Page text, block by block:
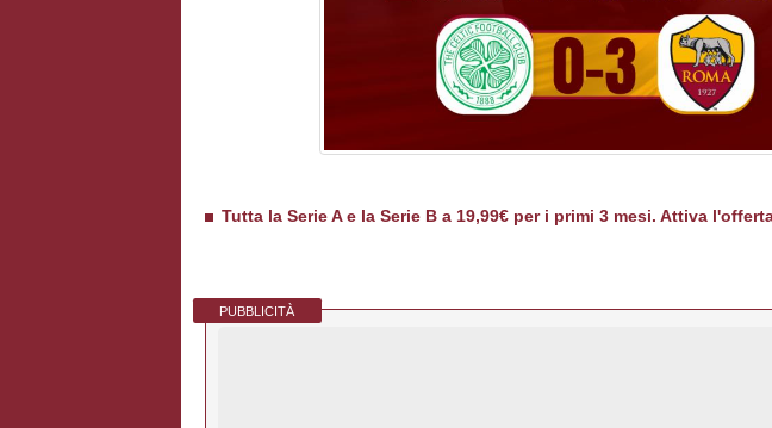
Tutta la Serie A e la Serie B a 19,99€ per i primi 3 mesi. Attiva
PUBBLICITÀ